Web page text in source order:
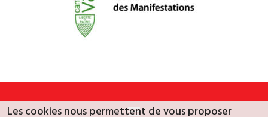
Les cookies nous permettent de vous proposer